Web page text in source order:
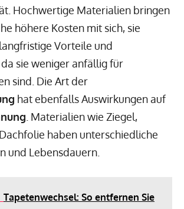
Hochwertige Materialien bringen
höhere Kosten mit sich, sie
Vorteile und
sie weniger anfällig für
sind. Die Art der
hat ebenfalls Auswirkungen auf
. Materialien wie Ziegel,
haben unterschiedliche
und Lebensdauern.
Tapetenwechsel: So entfernen Sie